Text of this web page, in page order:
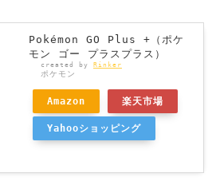
Pokémon GO Plus +（ポケ
モン ゴー プラスプラス）
created by Rinker
ポケモン
Amazon 楽天市場
Yahooショッピング